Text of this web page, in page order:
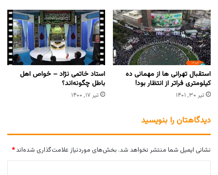
استقبال تهرانی ها از مهمانی ده
کیلومتری فراتر از انتظار بود!
تیر ۳۰, ۱۴۰۱
استاد خاتمی نژاد – خواص اهل
باطل چگونه‌اند؟
تیر ۱۷, ۱۴۰۰
دیدگاهتان را بنویسید
نشانی ایمیل شما منتشر نخواهد شد. بخش‌های موردنیاز علامت‌گذاری شده‌اند*